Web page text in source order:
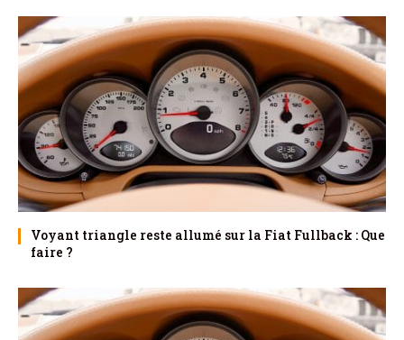
Voyant triangle reste allumé sur la Fiat Fullback : Que
faire ?